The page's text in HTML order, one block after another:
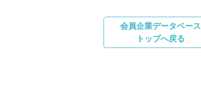
会員企業データベース
トップへ戻る